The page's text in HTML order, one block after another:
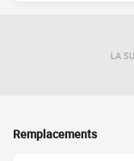
LA
Remplacements